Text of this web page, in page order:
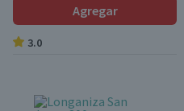
Agregar
3.0